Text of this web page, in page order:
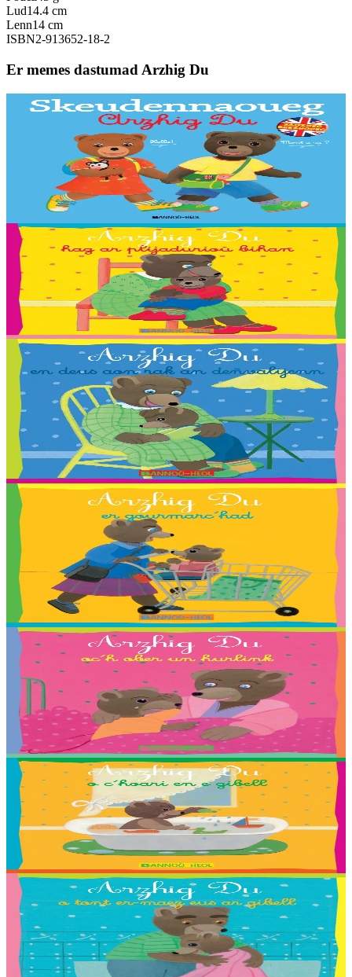
Lud14.4 cm
Lenn14 cm
ISBN2-913652-18-2
Er memes dastumad Arzhig Du
Bannoù-heol
Skeudennaoueg brezhoneg-saozneg Arzhig Du
Ul levr-skeudennoù brav evit dizoleiñ hag envel an traoù implijet
bemdez, e saozneg hag e brezhoneg ! 250 ger skeudennaouet, 20
taolenn vras da sellet outo.
13,90 €
2 vloaz hag ouzhpenn
Bannoù-heol
Arzhig Du hag ar plijadurioù bihan
Troet gant : Malo, Sara, Loane, Thomas et Jakez-Erwan Mouton.
Er stok2,03 €
2 vloaz hag ouzhpenn
Bannoù-heol
Arzhig Du en deus aon rak an deñvalijenn
Troet gant : Antoine, Axelle, Aziliz, Corentin, Flora, Gweltaz, Igor,
Jeanne, Leora, Lucia, Marthe, Maxence, Morgan, Morgane,
Morrigan, Neven, Riwall, Salomé,...
Er stok2,03 €
2 vloaz hag ouzhpenn
Bannoù-heol
Arzhig Du er gourmarc’had
Troet gant : Adam, Angéline, Anna, Carla, Chloé, Cloé, Emma,
Enora, Erlé, Esteban, Ewen, Gwenole, Leïla, Maïna, Maïwenn,
Valentin, Youn, Yuna, Zaig ha Nadège Monfort....
Er stok2,03 €
2 vloaz hag ouzhpenn
Bannoù-heol
Arzhig Du oc’h ober un hurlink
Troet gant : Adélie, Antonin, Baptiste, Estelle, Gael, Lena, Rieulle,
Roxanne ha Steven Ollivier.
Er stok2,03 €
2 vloaz hag ouzhpenn
Bannoù-heol
Arzhig Du o c’hoari en e gibell
Troet gant : Malo, Sara, Loane, Thomas et Jakez-Erwan Mouton.
Er stok
2 vloaz hag ouzhpenn
Bannoù-heol
Arzhig Du o tont er-maez eus ar gibell
Troet gant : Killian, Louliya, Maelle, Malo G., Malo M., Romaric,
Shana, Stevan ha Nadège Monfort.